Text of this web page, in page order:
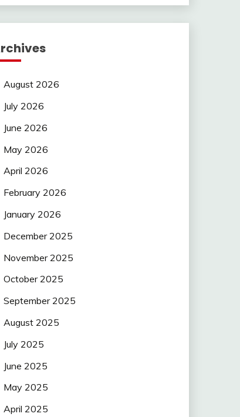
August 2026
July 2026
June 2026
May 2026
April 2026
February 2026
January 2026
December 2025
November 2025
October 2025
September 2025
August 2025
July 2025
June 2025
May 2025
April 2025